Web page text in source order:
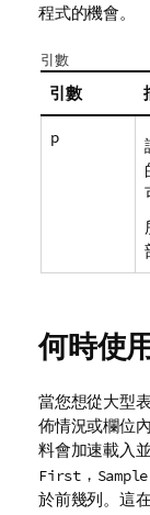
程式的機會。
引數
引數
p
何時使
當您想從大型
佈情況或欄位
料會加速載入
First， Sample
於前幾列。這